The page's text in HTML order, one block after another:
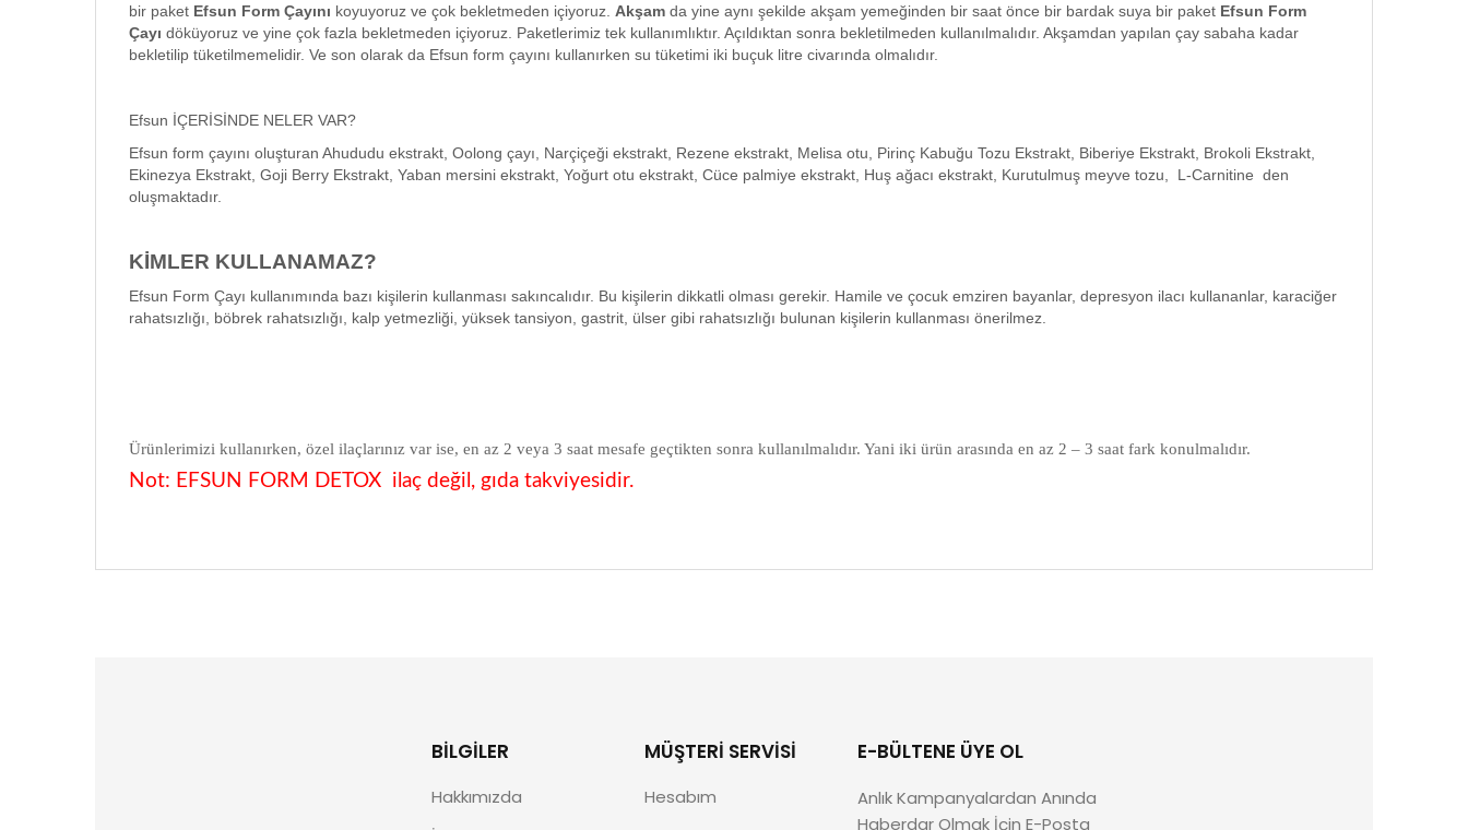
bir paket Efsun Form Çayını koyuyoruz ve çok bekletmeden içiyoruz. Akşam da yine aynı şekilde akşam yemeğinden bir saat önce bir bardak suya bir paket Efsun Form
Çayı döküyoruz ve yine çok fazla bekletmeden içiyoruz. Paketlerimiz tek kullanımlıktır. Açıldıktan sonra bekletilmeden kullanılmalıdır. Akşamdan yapılan çay sabaha kadar
bekletilip tüketilmemelidir. Ve son olarak da Efsun form çayını kullanırken su tüketimi iki buçuk litre civarında olmalıdır.
Efsun İÇERİSİNDE NELER VAR?
Efsun form çayını oluşturan Ahududu ekstrakt, Oolong çayı, Narçiçeği ekstrakt, Rezene ekstrakt, Melisa otu, Pirinç Kabuğu Tozu Ekstrakt, Biberiye Ekstrakt, Brokoli Ekstrakt,
Ekinezya Ekstrakt, Goji Berry Ekstrakt, Yaban mersini ekstrakt, Yoğurt otu ekstrakt, Cüce palmiye ekstrakt, Huş ağacı ekstrakt, Kurutulmuş meyve tozu, L-Carnitine den
oluşmaktadır.
KİMLER KULLANAMAZ?
Efsun Form Çayı kullanımında bazı kişilerin kullanması sakıncalıdır. Bu kişilerin dikkatli olması gerekir. Hamile ve çocuk emziren bayanlar, depresyon ilacı kullananlar, karaciğer
rahatsızlığı, böbrek rahatsızlığı, kalp yetmezliği, yüksek tansiyon, gastrit, ülser gibi rahatsızlığı bulunan kişilerin kullanması önerilmez.
Ürünlerimizi kullanırken, özel ilaçlarınız var ise, en az 2 veya 3 saat mesafe geçtikten sonra kullanılmalıdır. Yani iki ürün arasında en az 2 – 3 saat fark konulmalıdır.
Not: EFSUN FORM DETOX ilaç değil, gıda takviyesidir.
BILGILER
Hakkımızda
MÜŞTERI SERVISI
Hesabım
E-BÜLTENE ÜYE OL
Anlık Kampanyalardan Anında
Haberdar Olmak İçin E-Posta